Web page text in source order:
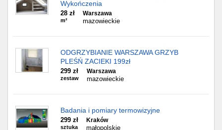
Wykończenia
28 zł
m²
Warszawa
mazowieckie
ODGRZYBIANIE WARSZAWA GRZYB
PLEŚŃ ZACIEKI 199zł
299 zł
zestaw
Warszawa
mazowieckie
Badania i pomiary termowizyjne
299 zł
sztuka
Kraków
małopolskie